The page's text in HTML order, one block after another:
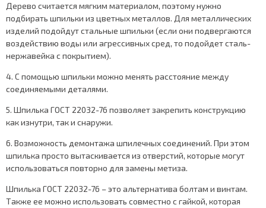
Дерево считается мягким материалом, поэтому нужно
подбирать шпильки из цветных металлов. Для металлических
изделий подойдут стальные шпильки (если они подвергаются
воздействию воды или агрессивных сред, то подойдет сталь-
нержавейка с покрытием).
4. С помощью шпильки можно менять расстояние между
соединяемыми деталями.
5. Шпилька ГОСТ 22032-76 позволяет закрепить конструкцию
как изнутри, так и снаружи.
6. Возможность демонтажа шпилечных соединений. При этом
шпилька просто вытаскивается из отверстий, которые могут
использоваться повторно для замены метиза.
Шпилька ГОСТ 22032-76 – это альтернатива болтам и винтам.
Также ее можно использовать совместно с гайкой, которая